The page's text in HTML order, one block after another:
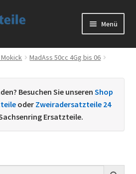
Menü
MadAss 50cc 4Gg bis 06
Besuchen Sie unseren Shop
oder Zweiradersatzteile 24
Ersatzteile.